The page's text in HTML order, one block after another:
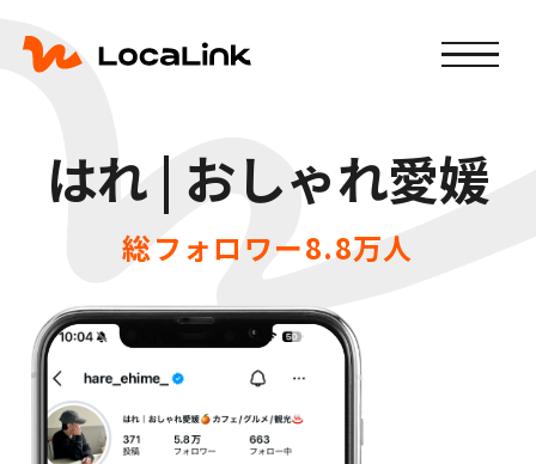
はれ | おしゃれ愛媛
総フォロワー8.8万人